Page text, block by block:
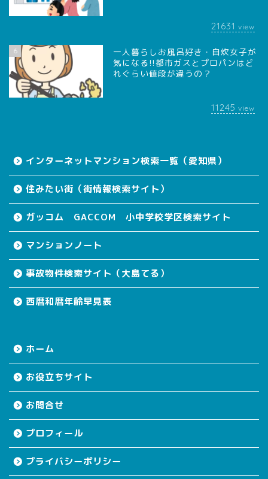
21631 view
6
一人暮らしお風呂好き・自炊女子が
気になる!!都市ガスとプロパンはど
れぐらい値段が違うの？
11245 view
インターネットマンション検索一覧（愛知県）
住みたい街（街情報検索サイト）
ガッコム GACCOM 小中学校学区検索サイト
マンションノート
事故物件検索サイト（大島てる）
西暦和暦年齢早見表
ホーム
お役立ちサイト
お問合せ
プロフィール
プライバシーポリシー